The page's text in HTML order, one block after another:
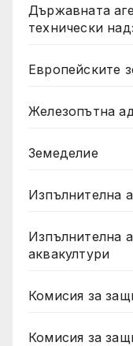
Държавната
технически
Европейските
Железопътна
Земеделие
Изпълнителна
Изпълнителна
аквакултури
Комисия за
Комисия за